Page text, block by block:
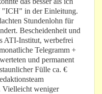
"ICH" in der Einleitung.
Stundenlohn für
Bescheidenheit und
ATI-Institut, werbefrei
Telegramm +
und permanent
Fülle ca. €
Vielleicht weniger